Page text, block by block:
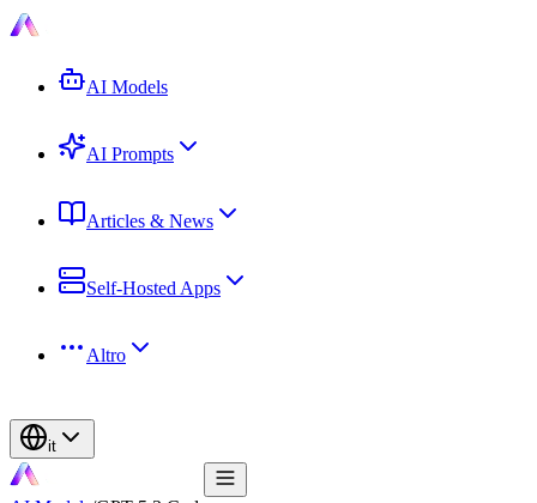
AI Models
AI Prompts
Articles & News
Self-Hosted Apps
Altro
it